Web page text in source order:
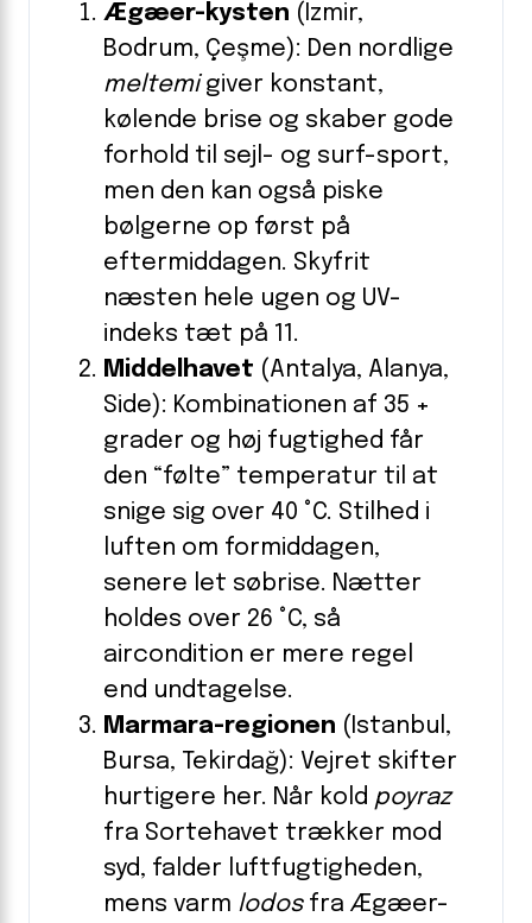
Ægæer-kysten (Izmir,
Bodrum, Çeşme): Den nordlige
meltemigiver konstant,
kølende brise og skaber gode
forhold til sejl- og surf-sport,
men den kan også piske
bølgerne op først på
eftermiddagen. Skyfrit
næsten hele ugen og UV-
indeks tæt på 11.
Middelhavet (Antalya, Alanya,
Side): Kombinationen af 35 +
grader og høj fugtighed får
den “følte” temperatur til at
snige sig over 40 °C. Stilhed i
luften om formiddagen,
senere let søbrise. Nætter
holdes over 26 °C, så
aircondition er mere regel
end undtagelse.
Marmara-regionen (Istanbul,
Bursa, Tekirdağ): Vejret skifter
hurtigere her. Når kold poyraz
fra Sortehavet trækker mod
syd, falder luftfugtigheden,
mens varm lodosfra Ægæer-